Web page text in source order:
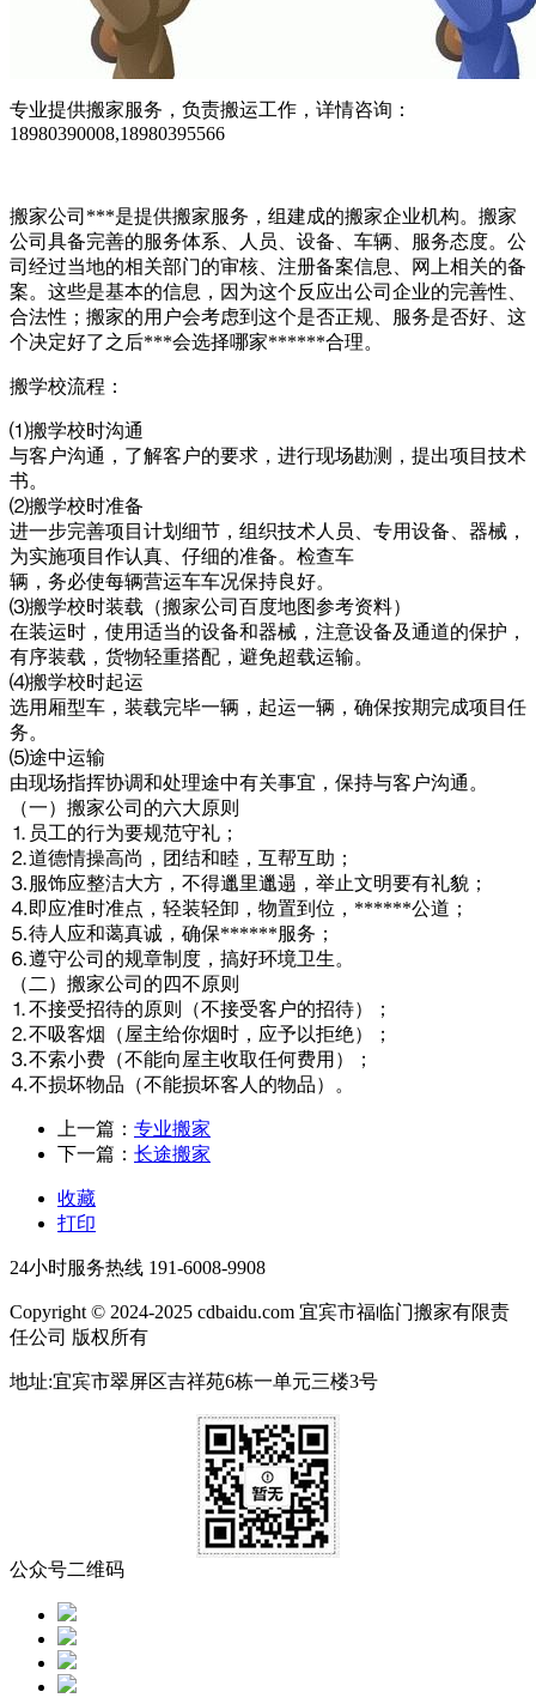
专业提供搬家服务，负责搬运工作，详情咨询：
18980390008,18980395566
搬家公司***是提供搬家服务，组建成的搬家企业机构。搬家
公司具备完善的服务体系、人员、设备、车辆、服务态度。公
司经过当地的相关部门的审核、注册备案信息、网上相关的备
案。这些是基本的信息，因为这个反应出公司企业的完善性、
合法性；搬家的用户会考虑到这个是否正规、服务是否好、这
个决定好了之后***会选择哪家******合理。
搬学校流程：
⑴搬学校时沟通
与客户沟通，了解客户的要求，进行现场勘测，提出项目技术
书。
⑵搬学校时准备
进一步完善项目计划细节，组织技术人员、专用设备、器械，
为实施项目作认真、仔细的准备。检查车
辆，务必使每辆营运车车况保持良好。
⑶搬学校时装载（搬家公司百度地图参考资料）
在装运时，使用适当的设备和器械，注意设备及通道的保护，
有序装载，货物轻重搭配，避免超载运输。
⑷搬学校时起运
选用厢型车，装载完毕一辆，起运一辆，确保按期完成项目任
务。
⑸途中运输
由现场指挥协调和处理途中有关事宜，保持与客户沟通。
（一）搬家公司的六大原则
⒈员工的行为要规范守礼；
⒉道德情操高尚，团结和睦，互帮互助；
⒊服饰应整洁大方，不得邋里邋遢，举止文明要有礼貌；
⒋即应准时准点，轻装轻卸，物置到位，******公道；
⒌待人应和蔼真诚，确保******服务；
⒍遵守公司的规章制度，搞好环境卫生。
（二）搬家公司的四不原则
⒈不接受招待的原则（不接受客户的招待）；
⒉不吸客烟（屋主给你烟时，应予以拒绝）；
⒊不索小费（不能向屋主收取任何费用）；
⒋不损坏物品（不能损坏客人的物品）。
上一篇： 专业搬家
下一篇： 长途搬家
收藏
打印
24小时服务热线 191-6008-9908
Copyright © 2024-2025 cdbaidu.com 宜宾市福临门搬家有限责
任公司 版权所有
地址:宜宾市翠屏区吉祥苑6栋一单元三楼3号
公众号二维码